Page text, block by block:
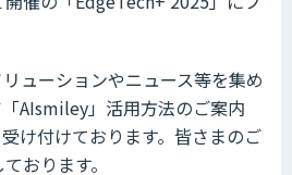
ューションやニュース等を集め
AIsmiley」活用方法のご案内
け付けております。皆さまのご
おります。